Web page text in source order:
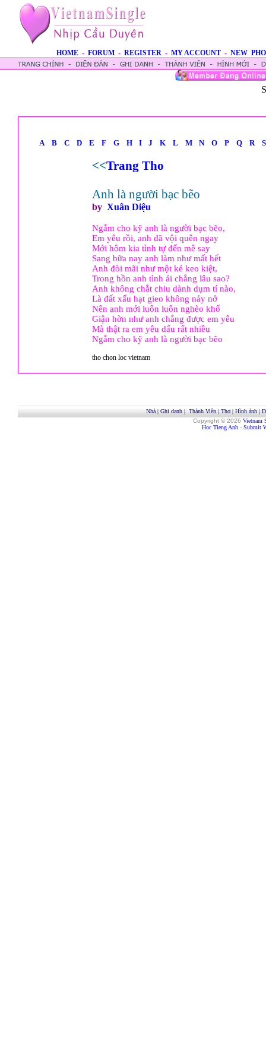
HOME - FORUM - REGISTER - MY ACCOUNT - NEW
A B C D E F G H I J K L M N O P Q R S
<<Trang Tho
Anh là người bạc bẽo
by Xuân Diệu
Ngẫm cho kỹ anh là người bạc bẽo,
Em yêu rồi, anh đã vội quên ngay
Mới hôm kia tình tự đến mê say
Sang bữa nay anh làm như mất hết
Anh đòi mãi như một kẻ keo kiệt,
Trong hồn anh tình ái chẳng lâu sao?
Anh không chắt chiu dành dụm tí nào,
Là đất xấu hạt gieo không nảy nở
Nên anh mới luôn luôn nghèo khổ
Giận hờn như anh chẳng được em yêu
Mà thật ra em yêu dấu rất nhiều
Ngẫm cho kỹ anh là người bạc bẽo
tho chon loc vietnam
Nhà| Ghi danh| Thành Viên| Thơ| Hình ảnh|
Copyright © 2026 Vietnam
Hoc Tieng Anh - Submit